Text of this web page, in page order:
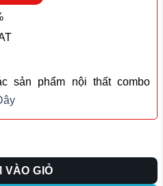
sản phẩm nội thất combo
lượng
VÀO GIỎ